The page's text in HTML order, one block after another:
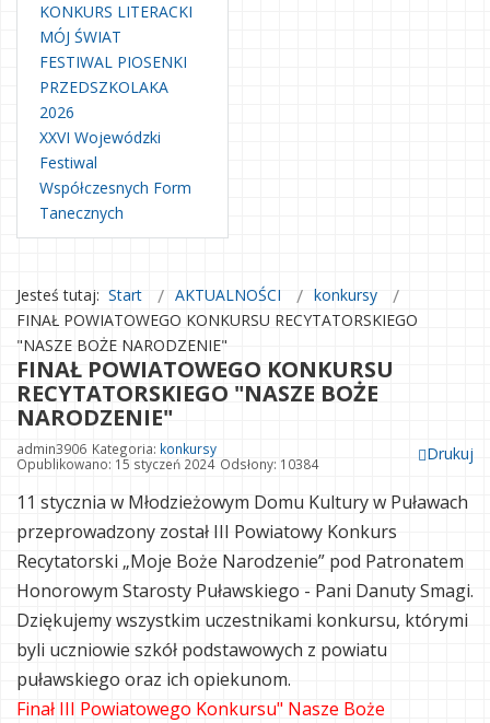
KONKURS LITERACKI
MÓJ ŚWIAT
FESTIWAL PIOSENKI
PRZEDSZKOLAKA
2026
XXVI Wojewódzki
Festiwal
Współczesnych Form
Tanecznych
Jesteś tutaj: Start AKTUALNOŚCI
konkursy
FINAŁ POWIATOWEGO KONKURSU RECYTATORSKIEGO
"NASZE BOŻE NARODZENIE"
FINAŁ POWIATOWEGO KONKURSU
RECYTATORSKIEGO "NASZE BOŻE
NARODZENIE"
Drukuj
admin3906 Kategoria: konkursy
Opublikowano: 15 styczeń 2024 Odsłony: 10384
11 stycznia w Młodzieżowym Domu Kultury w Puławach
przeprowadzony został III Powiatowy Konkurs
Recytatorski „Moje Boże Narodzenie” pod Patronatem
Honorowym Starosty Puławskiego - Pani Danuty Smagi.
Dziękujemy wszystkim uczestnikami konkursu, którymi
byli uczniowie szkół podstawowych z powiatu
puławskiego oraz ich opiekunom.
Finał III Powiatowego Konkursu" Nasze Boże